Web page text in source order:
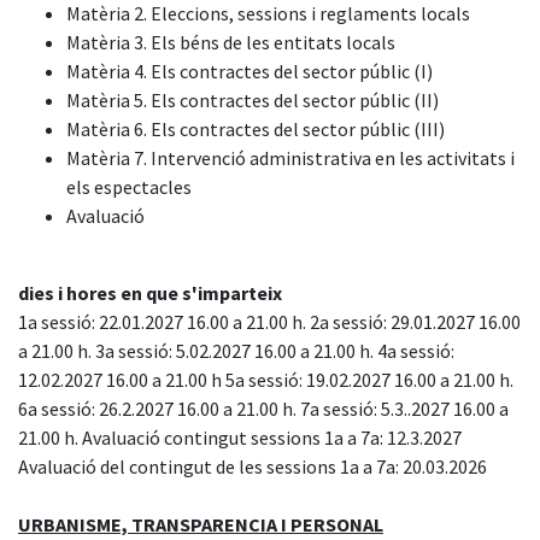
Matèria 2. Eleccions, sessions i reglaments locals
Matèria 3. Els béns de les entitats locals
Matèria 4. Els contractes del sector públic (I)
Matèria 5. Els contractes del sector públic (II)
Matèria 6. Els contractes del sector públic (III)
Matèria 7. Intervenció administrativa en les activitats i
els espectacles
Avaluació
dies i hores en que s'imparteix
1a sessió: 22.01.2027 16.00 a 21.00 h. 2a sessió: 29.01.2027 16.00
a 21.00 h. 3a sessió: 5.02.2027 16.00 a 21.00 h. 4a sessió:
12.02.2027 16.00 a 21.00 h 5a sessió: 19.02.2027 16.00 a 21.00 h.
6a sessió: 26.2.2027 16.00 a 21.00 h. 7a sessió: 5.3..2027 16.00 a
21.00 h. Avaluació contingut sessions 1a a 7a: 12.3.2027
Avaluació del contingut de les sessions 1a a 7a: 20.03.2026
URBANISME, TRANSPARENCIA I PERSONAL